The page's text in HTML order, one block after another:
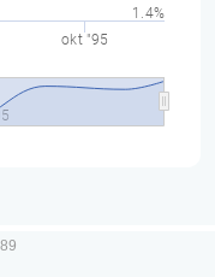
okt "95
1.4%